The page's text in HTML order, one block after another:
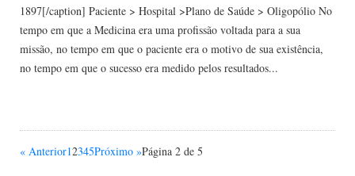
1897[/caption] Paciente > Hospital >Plano de Saúde > Oligopólio No
tempo em que a Medicina era uma profissão voltada para a sua
missão, no tempo em que o paciente era o motivo de sua existência,
no tempo em que o sucesso era medido pelos resultados...
« Anterior12345Próximo »Página 2 de 5